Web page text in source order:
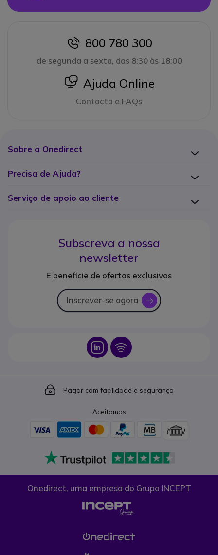
icon
800 780 300
de segunda a sexta, das 8:30 às 18:00
icon
Ajuda Online
Contacto e FAQs
Sobre a Onedirect
Precisa de Ajuda?
Serviço de apoio ao cliente
Subscreva a nossa
newsletter
E beneficie de ofertas exclusivas
Inscrever-se agora icon
Icon Icon
Icon
Pagar com facilidade e segurança
Aceitamos
Onedirect, uma empresa do Grupo INCEPT